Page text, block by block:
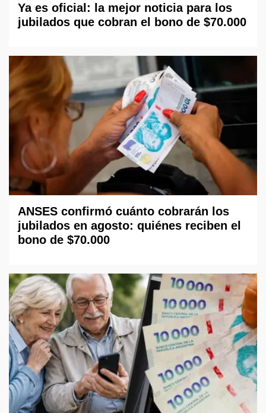
Ya es oficial: la mejor noticia para los
jubilados que cobran el bono de $70.000
ANSES confirmó cuánto cobrarán los
jubilados en agosto: quiénes reciben el
bono de $70.000